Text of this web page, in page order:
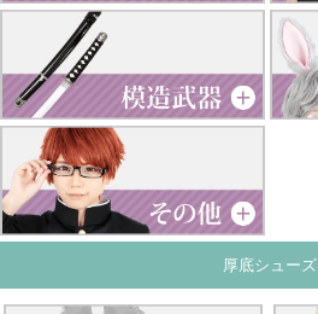
厚底シューズ